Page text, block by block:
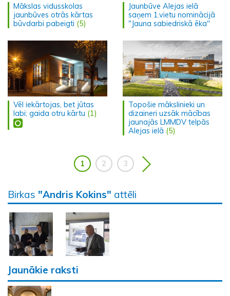
Mākslas vidusskolas
jaunbūves otrās kārtas
būvdarbi pabeigti (5)
Jaunbūve Alejas ielā
saņem 1.vietu nominācijā
"Jauna sabiedriskā ēka"
Vēl iekārtojas, bet jūtas
labi; gaida otru kārtu (1)
Topošie mākslinieki un
dizaineri uzsāk mācības
jaunajās LMMDV telpās
Alejas ielā (5)
1 2 3
Birkas "Andris Kokins" attēli
Jaunākie raksti